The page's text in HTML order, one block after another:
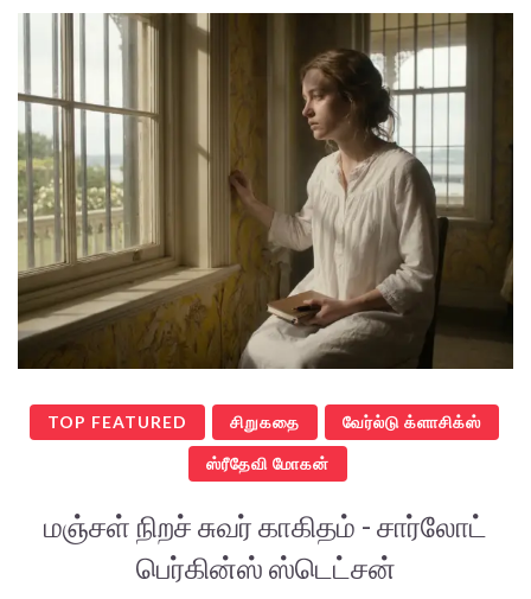
TOP FEATURED சிறுகதை வேர்ல்டு க்ளாசிக்ஸ்
ஸ்ரீதேவி மோகன்
மஞ்சள் நிறச் சுவர் காகிதம் - சார்லோட்
பெர்கின்ஸ் ஸ்டெட்சன்